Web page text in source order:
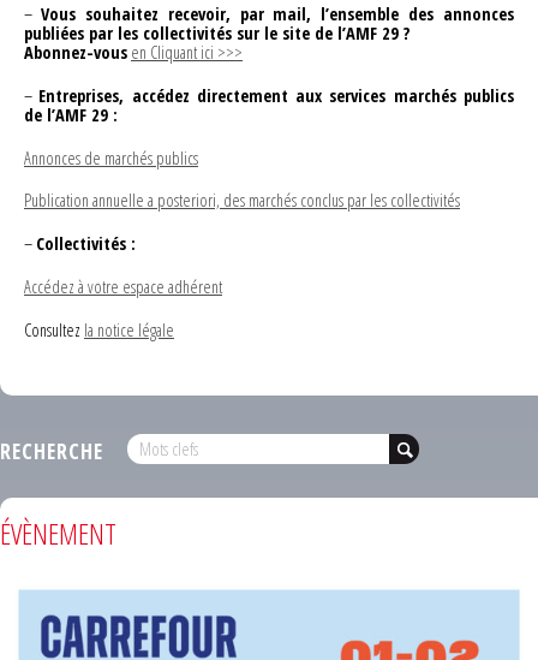
– Vous souhaitez recevoir, par mail, l’ensemble des annonces
publiées par les collectivités sur le site de l’AMF 29 ?
Abonnez-vous en Cliquant ici >>>
– Entreprises, accédez directement aux services marchés publics
de l’AMF 29 :
Annonces de marchés publics
Publication annuelle a posteriori, des marchés conclus par les collectivités
– Collectivités :
Accédez à votre espace adhérent
Consultez la notice légale
RECHERCHE
ÉVÈNEMENT